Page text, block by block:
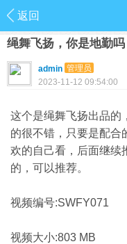
返回
绳舞飞扬，你是地勤吗
admin 管理员
2023-11-12 09:54:00
这个是绳舞飞扬出品的
的很不错，只要是配合
欢的自己看，后面继续
的，可以推荐。
视频编号:SWFY071
视频大小:803 MB